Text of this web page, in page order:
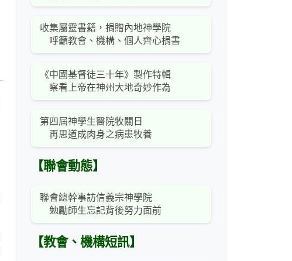
收集屬靈書籍，捐贈內地神學院
呼籲教會、機構、個人齊心捐書
《中國基督徒三十年》製作特輯
察看上帝在神州大地奇妙作為
第四屆神學生醫院牧關日
再思道成肉身之病患牧養
【聯會動態】
聯會總幹事訪信義宗神學院
勉勵師生忘記背後努力面前
【教會、機構短訊】